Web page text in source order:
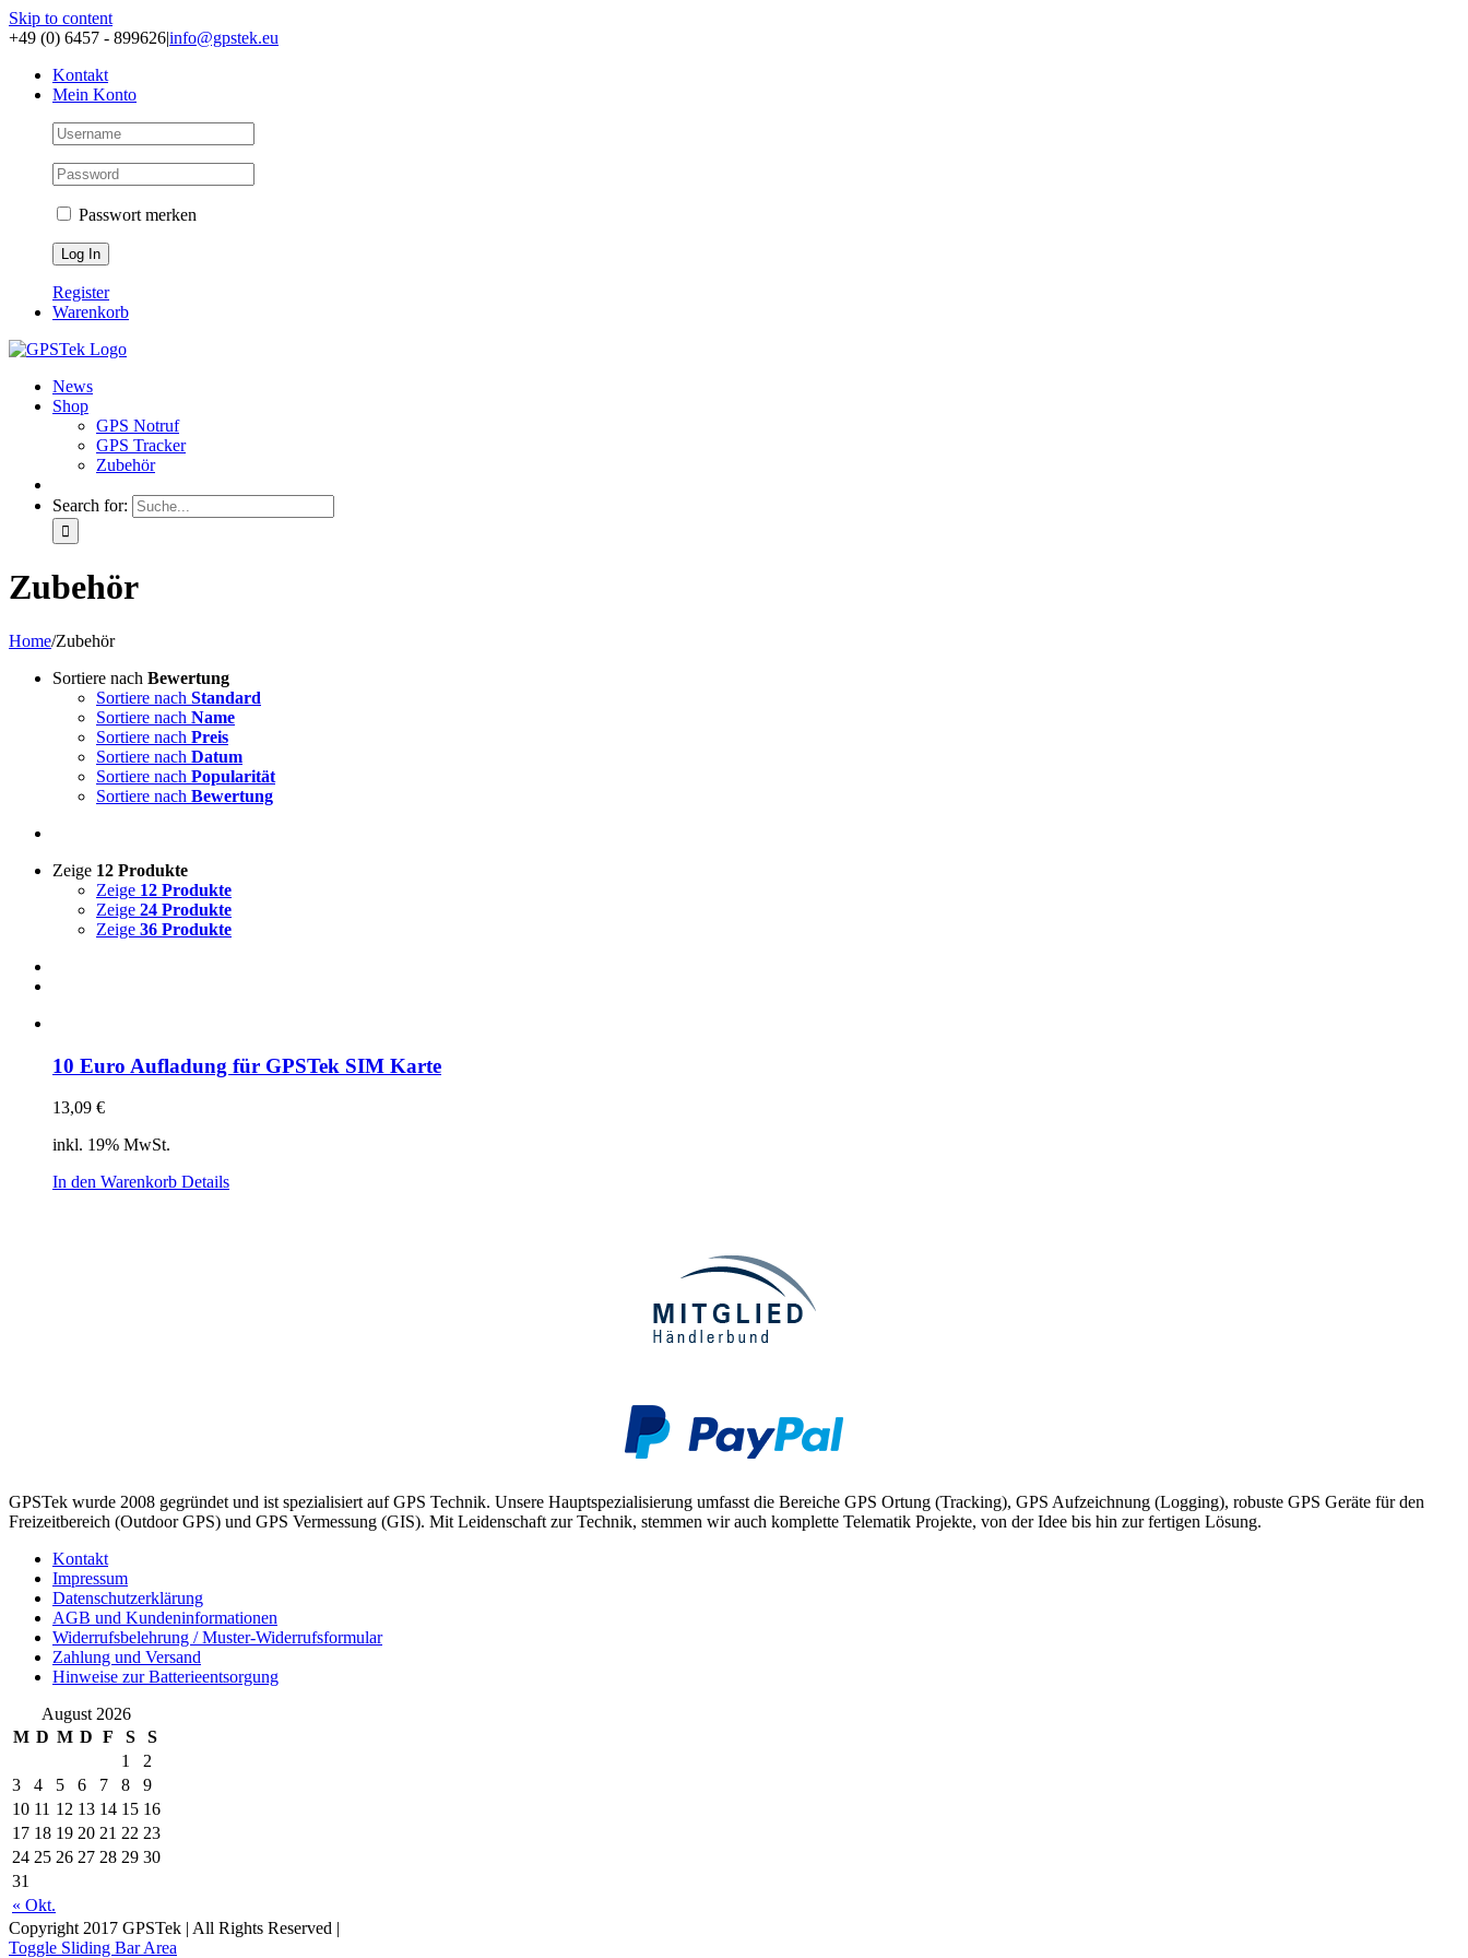
Skip to content
+49 (0) 6457 - 899626|info@gpstek.eu
Kontakt
Mein Konto
Passwort merken
Register
Warenkorb
News
Shop
GPS Notruf
GPS Tracker
Zubehör
Search for:
Zubehör
Home/Zubehör
Sortiere nach Bewertung
Sortiere nach Standard
Sortiere nach Name
Sortiere nach Preis
Sortiere nach Datum
Sortiere nach Popularität
Sortiere nach Bewertung
Zeige 12 Produkte
Zeige 12 Produkte
Zeige 24 Produkte
Zeige 36 Produkte
10 Euro Aufladung für GPSTek SIM Karte
13,09 €
inkl. 19% MwSt.
In den Warenkorb Details
GPSTek wurde 2008 gegründet und ist spezialisiert auf GPS Technik. Unsere Hauptspezialisierung umfasst die Bereiche GPS Ortung (Tracking), GPS Aufzeichnung (Logging), robuste GPS Geräte für den
Freizeitbereich (Outdoor GPS) und GPS Vermessung (GIS). Mit Leidenschaft zur Technik, stemmen wir auch komplette Telematik Projekte, von der Idee bis hin zur fertigen Lösung.
Kontakt
Impressum
Datenschutzerklärung
AGB und Kundeninformationen
Widerrufsbelehrung / Muster-Widerrufsformular
Zahlung und Versand
Hinweise zur Batterieentsorgung
August 2026
M D M D F S S
« Okt.
1
2
3
4 5 6 7 8
9
10 11 12 13 14 15 16
17 18 19 20 21 22 23
24 25 26 27 28 29 30
31
Copyright 2017 GPSTek | All Rights Reserved |
Toggle Sliding Bar Area